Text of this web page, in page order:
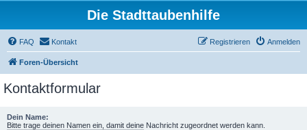
Die Stadttaubenhilfe
FAQ Kontakt Anmelden
Registrieren
Foren-Übersicht
Kontaktformular
Dein Name:
Bitte trage deinen Namen ein, damit deine Nachricht zugeordnet werden kann.